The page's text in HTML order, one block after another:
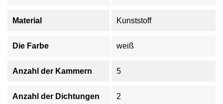
Material Kunststoff
Die Farbe weiß
Anzahl der Kammern 5
Anzahl der Dichtungen 2